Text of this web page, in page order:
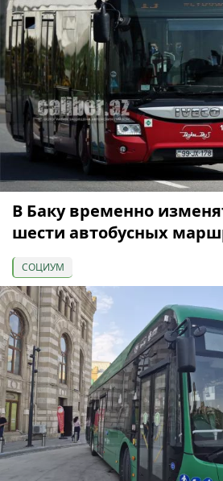
В Баку временно
шести автобусных
СОЦИУМ